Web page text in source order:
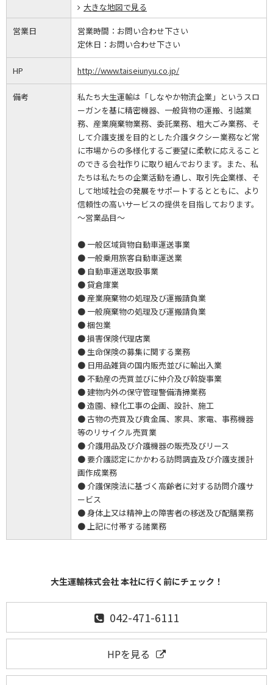
大きな地図で見る
営業日 営業時間： お問い合わせ下さい
定休日： お問い合わせ下さい
HP http://www.taiseiunyu.co.jp/
備考
私たち大生運輸は「しなやか物流企業」というスロ
ーガンを基に精密機器、一般貨物の運搬、引越業
務、産業廃棄物業務、委託業務、粗大ごみ業務、そ
して介護支援を目的とした介護タクシー業務など常
に市場からの多様化するご要望に柔軟に応えること
のできる会社作りに取り組んでおります。また、私
たちは私たちの企業活動を通し、取引先企業様、そ
して地域社会の発展をサポートするとともに、より
信頼性の高いサービスの提供を目指しております。
～営業品目～
● 一般区域貨物自動車運送事業
● 一般乗用旅客自動車運送業
● 自動車運送取扱事業
● 貸倉庫業
● 産業廃棄物の処理及び運搬請負業
● 一般廃棄物の処理及び運搬請負業
● 梱包業
● 損害保険代理店業
● 生命保険の募集に関する業務
● 日用品雑貨の国内販売並びに輸出入業
● 不動産の売買並びに仲介及び斡旋事業
● 建物内外の保守管理警備清掃業務
● 造園、緑化工事の企画、設計、施工
● 古物の売買及び貴金属、家具、家電、事務機器
等のリサイクル売買業
● 介護用品及び介護機器の販売及びリース
● 要介護認定にかかわる訪問調査及び介護支援計
画作成業務
● 介護保険法に基づく高齢者に対する訪問介護サ
ービス
● 身体上又は精神上の障害者の移送及び配膳業務
● 上記に付帯する諸業務
大生運輸株式会社 本社に行く前にチェック！
042-471-6111
HPを見る